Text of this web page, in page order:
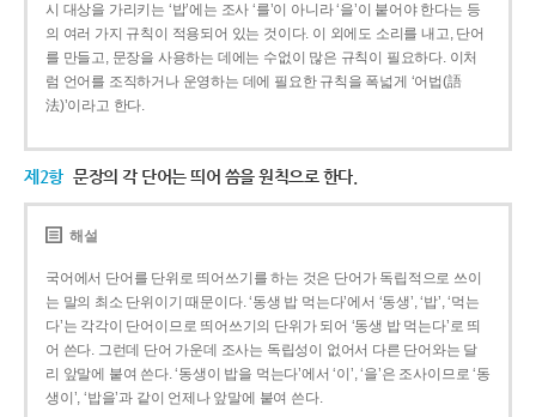
시 대상을 가리키는 ‘밥’에는 조사 ‘를’이 아니라 ‘을’이 붙어야 한다는 등
의 여러 가지 규칙이 적용되어 있는 것이다. 이 외에도 소리를 내고, 단어
를 만들고, 문장을 사용하는 데에는 수없이 많은 규칙이 필요하다. 이처
럼 언어를 조직하거나 운영하는 데에 필요한 규칙을 폭넓게 ‘어법(語
法)’이라고 한다.
제2항 문장의 각 단어는 띄어 씀을 원칙으로 한다.
해설
국어에서 단어를 단위로 띄어쓰기를 하는 것은 단어가 독립적으로 쓰이
는 말의 최소 단위이기 때문이다. ‘동생 밥 먹는다’에서 ‘동생’, ‘밥’, ‘먹는
다’는 각각이 단어이므로 띄어쓰기의 단위가 되어 ‘동생 밥 먹는다’로 띄
어 쓴다. 그런데 단어 가운데 조사는 독립성이 없어서 다른 단어와는 달
리 앞말에 붙여 쓴다. ‘동생이 밥을 먹는다’에서 ‘이’, ‘을’은 조사이므로 ‘동
생이’, ‘밥을’과 같이 언제나 앞말에 붙여 쓴다.